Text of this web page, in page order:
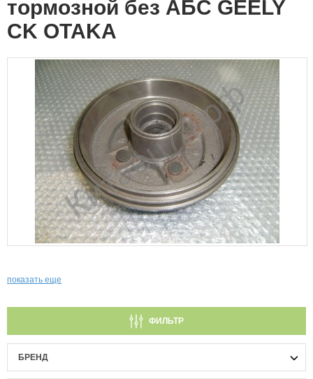
тормозной без АБС GEELY
CK OTAKA
показать еще
ФИЛЬТР
БРЕНД